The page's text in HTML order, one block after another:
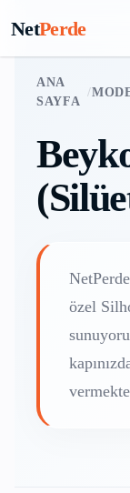
NetPerde
ANA
SAYFA
/
özel